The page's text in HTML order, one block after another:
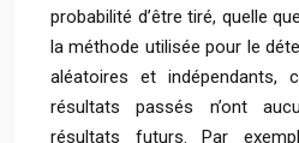
probabilité d’être tiré, quelle
la méthode utilisée pour le
aléatoires et indépendants,
résultats passés n’ont
résultats futurs. Par